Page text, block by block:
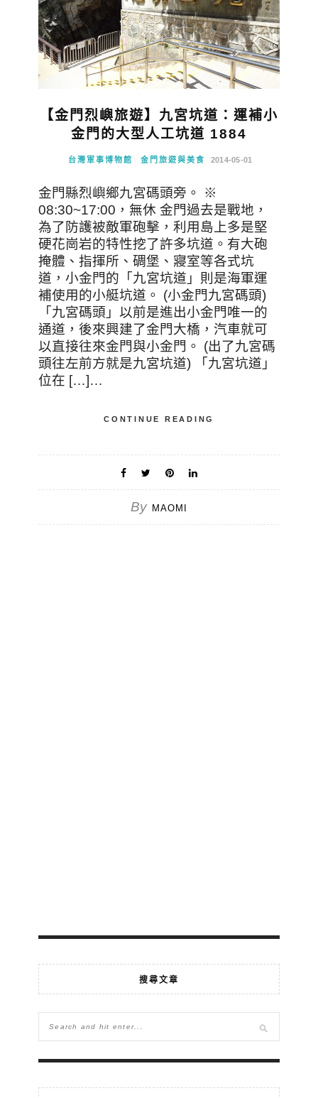
【金門烈嶼旅遊】九宮坑道：運補小
金門的大型人工坑道 1884
台灣軍事博物館 金門旅遊與美食 2014-05-01
金門縣烈嶼鄉九宮碼頭旁。 ※
08:30~17:00，無休 金門過去是戰地，
為了防護被敵軍砲擊，利用島上多是堅
硬花崗岩的特性挖了許多坑道。有大砲
掩體、指揮所、碉堡、寢室等各式坑
道，小金門的「九宮坑道」則是海軍運
補使用的小艇坑道。 (小金門九宮碼頭)
「九宮碼頭」以前是進出小金門唯一的
通道，後來興建了金門大橋，汽車就可
以直接往來金門與小金門。 (出了九宮碼
頭往左前方就是九宮坑道) 「九宮坑道」
位在 […]…
CONTINUE READING
By MAOMI
搜尋文章